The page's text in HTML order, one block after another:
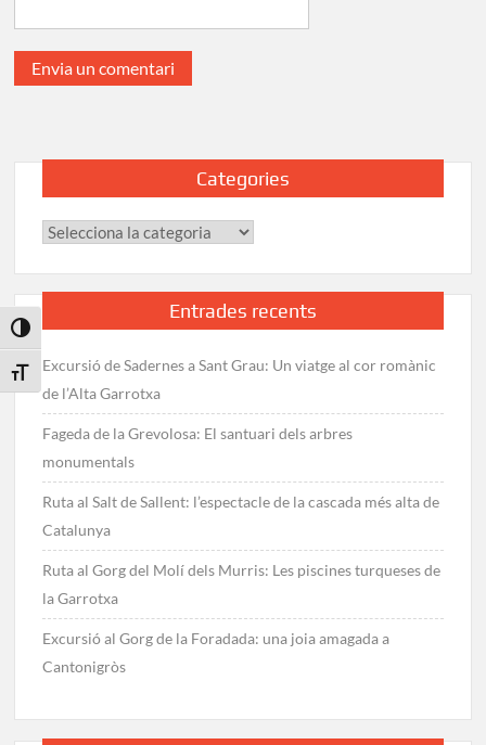
Toggle High Contrast
Toggle Font size
Categories
Categories
Entrades recents
Excursió de Sadernes a Sant Grau: Un viatge al cor romànic
de l’Alta Garrotxa
Fageda de la Grevolosa: El santuari dels arbres
monumentals
Ruta al Salt de Sallent: l’espectacle de la cascada més alta de
Catalunya
Ruta al Gorg del Molí dels Murris: Les piscines turqueses de
la Garrotxa
Excursió al Gorg de la Foradada: una joia amagada a
Cantonigròs